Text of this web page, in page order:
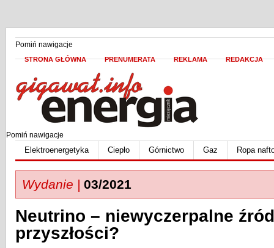
Pomiń nawigacje
STRONA GŁÓWNA PRENUMERATA REKLAMA REDAKCJA
Pomiń nawigacje
Elektroenergetyka Ciepło Górnictwo Gaz Ropa
Wydanie | 03/2021
Neutrino – niewyczerpalne
przyszłości?